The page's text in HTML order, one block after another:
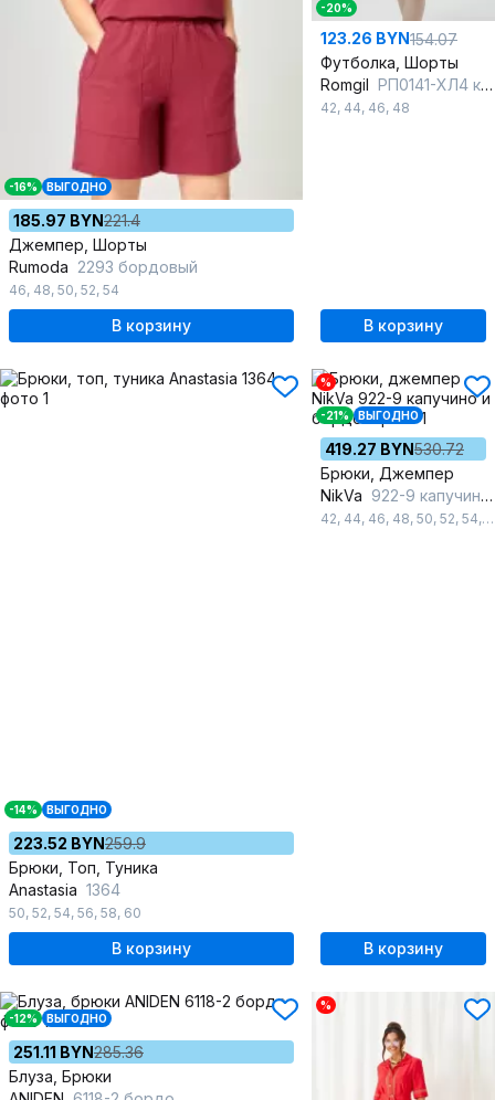
-16% ВЫГОДНО
185.97 BYN221.4
Джемпер, Шорты
Rumoda 2293 бордовый
46, 48, 50, 52, 54
В корзину
-20%
123.26 BYN154.07
Футболка, Шорты
Romgil РП0141-ХЛ4 красный
42, 44, 46, 48
В корзину
-14% ВЫГОДНО
223.52 BYN259.9
Брюки, Топ, Туника
Anastasia 1364
50, 52, 54, 56, 58, 60
В корзину
%
-21% ВЫГОДНО
419.27 BYN530.72
Брюки, Джемпер
NikVa 922-9 капучино и бордо
42, 44, 46, 48, 50, 52, 54,
В корзину
-12% ВЫГОДНО
251.11 BYN285.36
Блуза, Брюки
%